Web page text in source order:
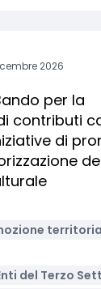
2026
per la
contributi
di
del Terzo